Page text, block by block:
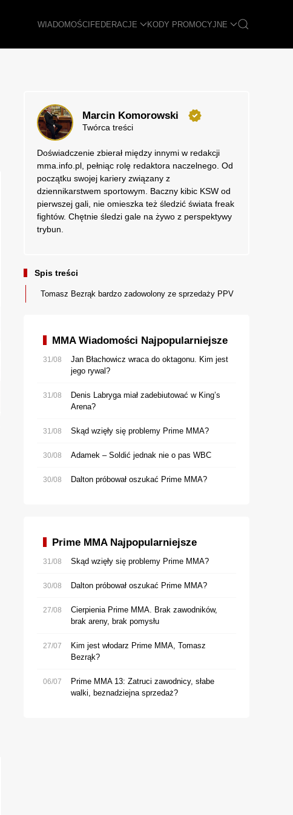
WIADOMOŚCIFEDERACJE KODY PROMOCYJNE
Marcin Komorowski
Twórca treści
Doświadczenie zbierał między innymi w redakcji
mma.info.pl, pełniąc rolę redaktora naczelnego. Od
początku swojej kariery związany z
dziennikarstwem sportowym. Baczny kibic KSW od
pierwszej gali, nie omieszka też śledzić świata freak
fightów. Chętnie śledzi gale na żywo z perspektywy
trybun.
Spis treści
Tomasz Bezrąk bardzo zadowolony ze sprzedaży PPV
MMA Wiadomości Najpopularniejsze
31/08
Jan Błachowicz wraca do oktagonu. Kim jest
jego rywal?
31/08
Denis Labryga miał zadebiutować w King’s
Arena?
31/08 Skąd wzięły się problemy Prime MMA?
30/08 Adamek – Soldić jednak nie o pas WBC
30/08 Dalton próbował oszukać Prime MMA?
Prime MMA Najpopularniejsze
31/08 Skąd wzięły się problemy Prime MMA?
30/08 Dalton próbował oszukać Prime MMA?
27/08
Cierpienia Prime MMA. Brak zawodników,
brak areny, brak pomysłu
27/07
Kim jest włodarz Prime MMA, Tomasz
Bezrąk?
06/07
Prime MMA 13: Zatruci zawodnicy, słabe
walki, beznadziejna sprzedaż?